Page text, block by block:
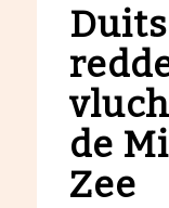
de
Zee